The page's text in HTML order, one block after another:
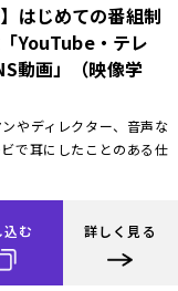
】はじめての番組制
YouTube・テレ
動画」（映像学
やディレクター、音声な
で耳にしたことのある仕
込む 詳しく見る